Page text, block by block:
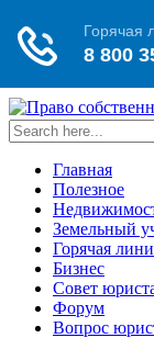
Главная
Полезное
Земельный
Горячая
Бизнес
Совет
Форум
Вопрос